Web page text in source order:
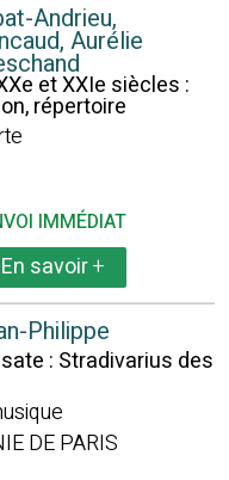
Andrieu,
Aurélie
et XXIe siècles :
répertoire
IMMÉDIAT
En savoir+
Philippe
: Stradivarius des
DE PARIS